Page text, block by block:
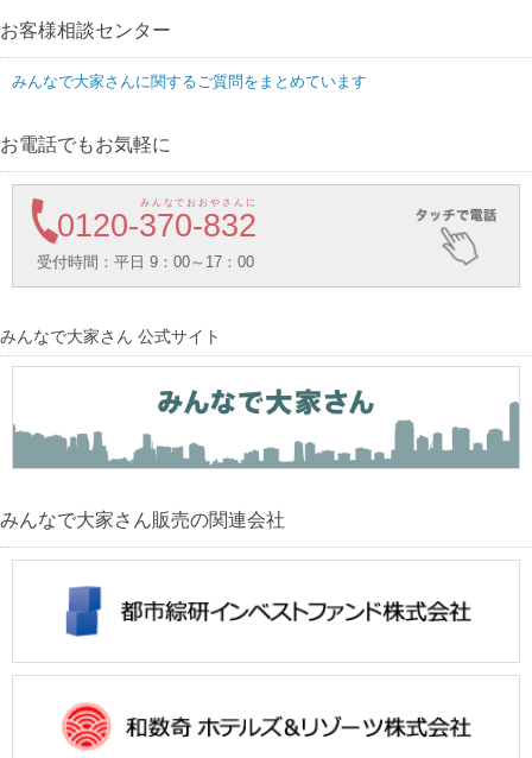
お客様相談センター
みんなで大家さんに関するご質問をまとめています
お電話でもお気軽に
0120-370-832
みんなでおおやさんに
受付時間：平日 9：00～17：00
みんなで大家さん 公式サイト
みんなで大家さん販売の関連会社